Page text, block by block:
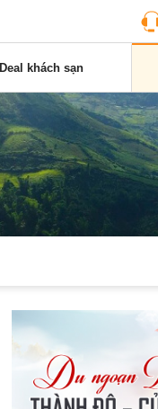
Deal khách sạn